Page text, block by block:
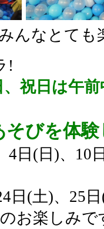
んなとても
!
、祝日は午
びを体
4日(日)、10
日(土)、25
お楽しみで